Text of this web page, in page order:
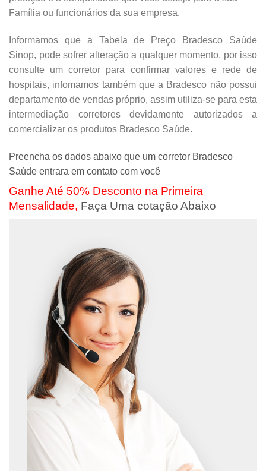
Família ou funcionários da sua empresa.
Informamos que a Tabela de Preço Bradesco Saúde
Sinop, pode sofrer alteração a qualquer momento, por isso
consulte um corretor para confirmar valores e rede de
hospitais, infomamos também que a Bradesco não possui
departamento de vendas próprio, assim utiliza-se para esta
intermediação corretores devidamente autorizados a
comercializar os produtos Bradesco Saúde.
Preencha os dados abaixo que um corretor Bradesco
Saúde entrara em contato com você
Ganhe Até 50% Desconto na Primeira
Mensalidade, Faça Uma cotação Abaixo